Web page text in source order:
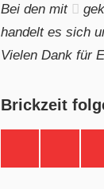
Bei den mit
handelt es sich
Vielen Dank für
Brickzeit